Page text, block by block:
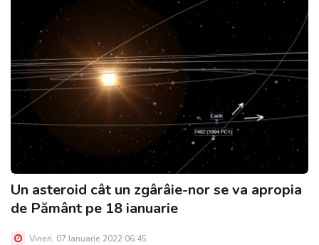
Un asteroid cât un zgârâie-nor se va apropia
de Pământ pe 18 ianuarie
Vineri, 07 Ianuarie 2022 06:45